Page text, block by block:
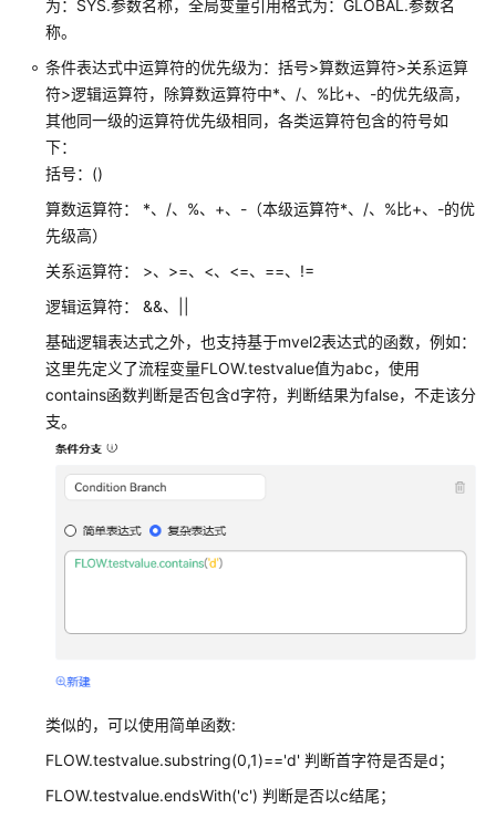
租
间
置
员
工
中
心
用
人
工
务
配
动
置
多
体
渠
为：SYS.参数名称，全局变量引用格式为：GLOBAL.参数名
称。
条件表达式中运算符的优先级为：括号>算数运算符>关系运算
符>逻辑运算符，除算数运算符中*、/、%比+、-的优先级高，
其他同一级的运算符优先级相同，各类运算符包含的符号如
下：
括号：()
算数运算符： *、/、%、+、-（本级运算符*、/、%比+、-的优
先级高）
关系运算符： >、>=、<、<=、==、!=
逻辑运算符： &&、||
基础逻辑表达式之外，也支持基于mvel2表达式的函数，例如：
这里先定义了流程变量FLOW.testvalue值为abc，使用
contains函数判断是否包含d字符，判断结果为false，不走该分
支。
类似的，可以使用简单函数:
FLOW.testvalue.substring(0,1)=='d' 判断首字符是否是d；
FLOW.testvalue.endsWith('c') 判断是否以c结尾；